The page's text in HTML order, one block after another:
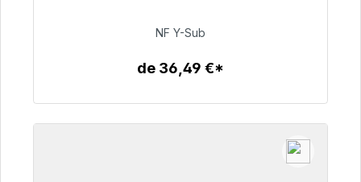
50,99 €
NF Y-Sub
de 36,49 €*